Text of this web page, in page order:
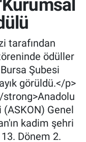
tarafından
ödüller
Şubesi
görüldü.</p>
strong>Anadolu
(ASKON) Genel
kadim şehri
Dönem 2.